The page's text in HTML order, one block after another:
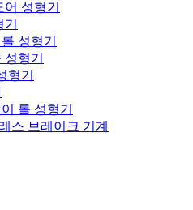
성형기
성형기
형기
형기
롤 성형기
스 브레이크 기계